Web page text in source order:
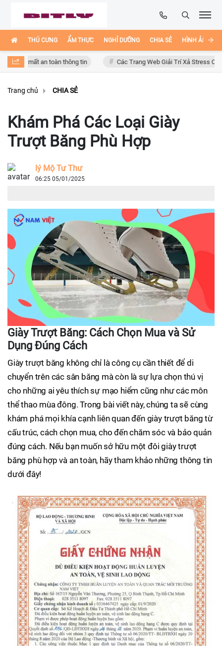
THÚ CƯNG ẨM THỰC NGHỈ DƯỠNG CHIA SẺ HÌNH ẢNH
an toàn thông tin Các Trang Web Giải Trí Xả Stress Cực Hay Ho
Trang chủ CHIA SẺ
Khám Phá Các Loại Giày
Trượt Băng Phù Hợp
lý Mộ Tư Thư
06:25 05/01/2025
Giày Trượt Băng: Cách Chọn Mua và Sử
Dụng Đúng Cách
Giày trượt băng không chỉ là công cụ cần thiết để di
chuyển trên các sân băng mà còn là sự lựa chọn thú vị
cho những ai yêu thích sự mạo hiểm cũng như các môn
thể thao mùa đông. Trong bài viết này, chúng ta sẽ cùng
khám phá mọi khía cạnh liên quan đến giày trượt băng từ
cấu trúc, cách chọn mua, cho đến chăm sóc và bảo quản
đúng cách. Nếu bạn muốn sở hữu một đôi giày trượt
băng phù hợp và an toàn, hãy tham khảo những thông tin
dưới đây!